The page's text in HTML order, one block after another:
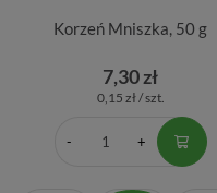
Korzeń Mniszka, 50 g
7,30 zł
0,15 zł / szt.